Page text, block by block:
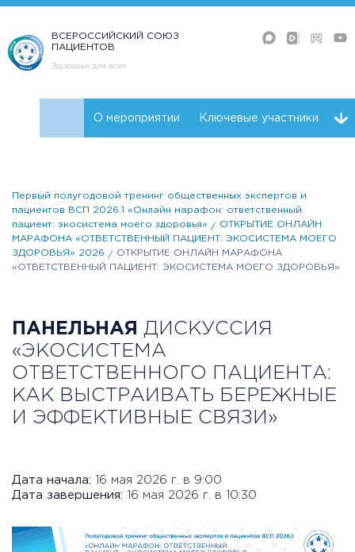
ВСЕРОССИЙСКИЙ СОЮЗ
ПАЦИЕНТОВ
Здоровье для всех
О мероприятии Ключевые участники
Первый полугодовой тренинг общественных экспертов и
пациентов ВСП 2026.1 «Онлайн марафон: ответственный
пациент: экосистема моего здоровья»
ОТКРЫТИЕ ОНЛАЙН
МАРАФОНА «ОТВЕТСТВЕННЫЙ ПАЦИЕНТ: ЭКОСИСТЕМА МОЕГО
ЗДОРОВЬЯ» 2026
ОТКРЫТИЕ ОНЛАЙН МАРАФОНА
«ОТВЕТСТВЕННЫЙ ПАЦИЕНТ: ЭКОСИСТЕМА МОЕГО ЗДОРОВЬЯ»
ПАНЕЛЬНАЯ ДИСКУССИЯ
«ЭКОСИСТЕМА
ОТВЕТСТВЕННОГО ПАЦИЕНТА:
КАК ВЫСТРАИВАТЬ БЕРЕЖНЫЕ
И ЭФФЕКТИВНЫЕ СВЯЗИ»
Дата начала: 16 мая 2026 г. в 9:00
Дата завершения: 16 мая 2026 г. в 10:30